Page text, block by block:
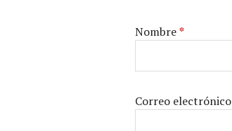
Nombre*
Correo electrónico